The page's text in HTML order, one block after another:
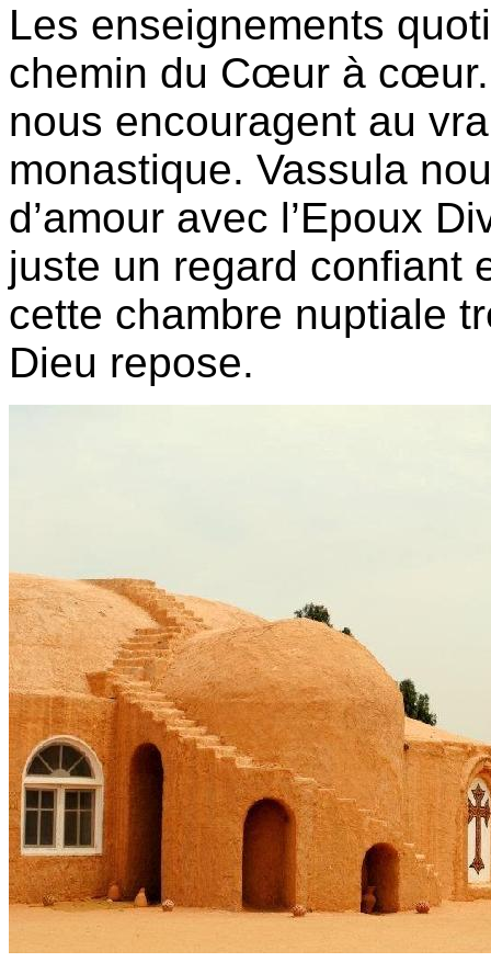
Les enseignements
chemin du Cœur à
nous encouragent au
monastique. Vassula
d’amour avec l’Epoux
juste un regard confiant
cette chambre nuptiale
Dieu repose.